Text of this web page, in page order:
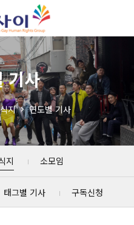
기사
지 연도별 기사
지 소모임
태그별 기사 구독신청